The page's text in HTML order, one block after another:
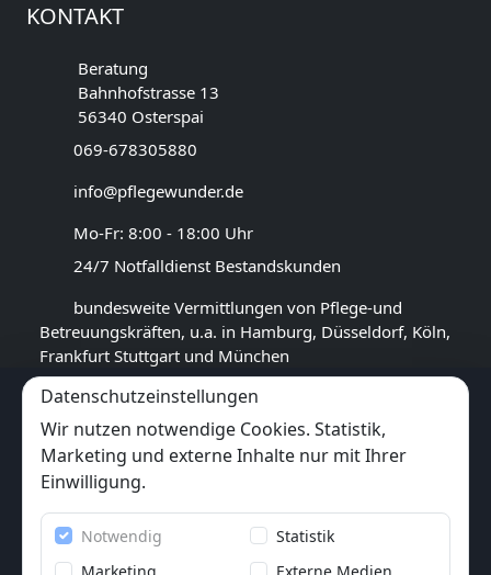
KONTAKT
Beratung
Bahnhofstrasse 13
56340 Osterspai
069-678305880
info@pflegewunder.de
Mo-Fr: 8:00 - 18:00 Uhr
24/7 Notfalldienst Bestandskunden
bundesweite Vermittlungen von Pflege-und
Betreuungskräften, u.a. in Hamburg, Düsseldorf, Köln,
Frankfurt Stuttgart und München
GOOGLE BEWERTUNG
★★★★★
( 14 Rezensionen)
6x★★★★★
(6 Bewertungen)
Datenschutzeinstellungen
Wir nutzen notwendige Cookies. Statistik,
Marketing und externe Inhalte nur mit Ihrer
Einwilligung.
Notwendig
Statistik